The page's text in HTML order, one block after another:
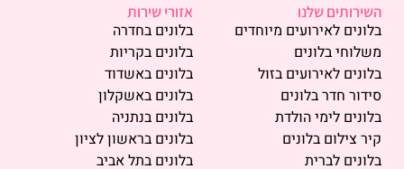
השירותים שלנו
בלונים לאירועים מיוחדים
משלוחי בלונים
בלונים לאירועים בזול
סידור חדר בלונים
בלונים לימי הולדת
קיר צילום בלונים
בלונים לברית
אזורי שירות
בלונים בחדרה
בלונים בקריות
בלונים באשדוד
בלונים באשקלון
בלונים בנתניה
בלונים בראשון לציון
בלונים בתל אביב